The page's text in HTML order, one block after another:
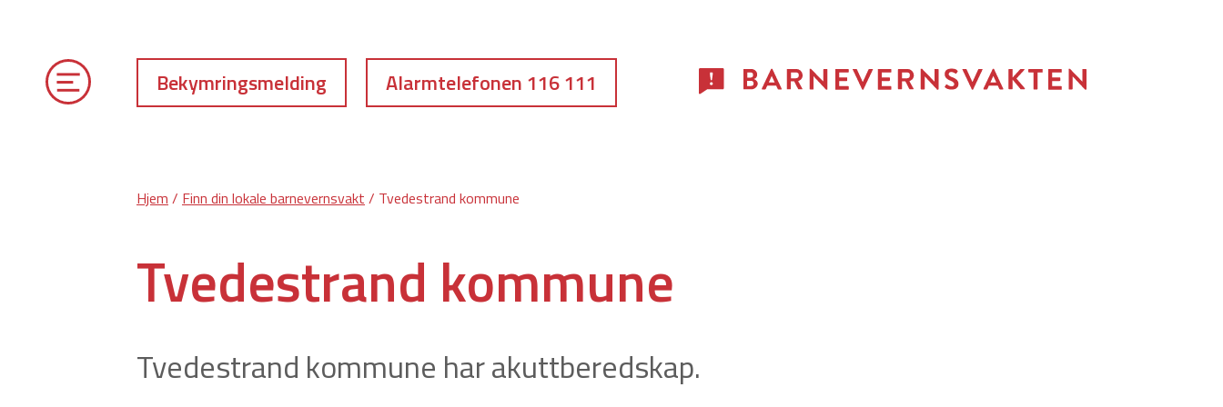
Bekymringsmelding Alarmtelefonen 116 111
Hjem / Finn din lokale barnevernsvakt / Tvedestrand kommune
Tvedestrand kommune
Tvedestrand kommune har akuttberedskap.